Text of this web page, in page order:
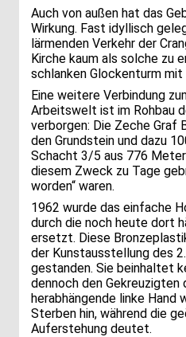
Auch von außen hat das
Wirkung. Fast idyllisch
lärmenden Verkehr der
Kirche kaum als solche zu
schlanken Glockenturm mit
Eine weitere Verbindung
Arbeitswelt ist im Rohbau
verborgen: Die Zeche
den Grundstein und dazu
Schacht 3/5 aus 776
diesem Zweck zu Tage
worden“ waren.
1962 wurde das einfache
durch die noch heute dort
ersetzt. Diese
der Kunstausstellung des
gestanden. Sie beinhaltet
dennoch den Gekreuzigten
herabhängende linke Hand
Sterben hin, während die
Auferstehung deutet.